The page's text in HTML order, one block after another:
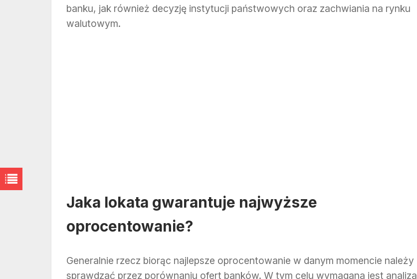
banku, jak również decyzję instytucji państwowych oraz zachwiania na rynku
walutowym.
Jaka lokata gwarantuje najwyższe
oprocentowanie?
Generalnie rzecz biorąc najlepsze oprocentowanie w danym momencie należy
sprawdzać przez porównaniu ofert banków. W tym celu wymagana jest analiza